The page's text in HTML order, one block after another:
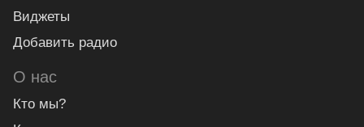
Виджеты
Добавить радио
О нас
Кто мы?